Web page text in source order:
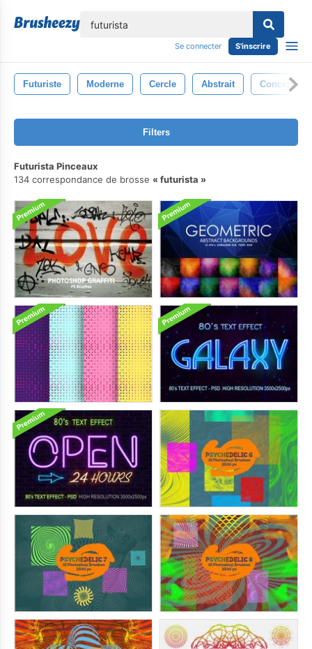
Se connecter S'inscrire
Futuriste Moderne Cercle Abstrait Conception
Filters
Futurista Pinceaux
134 correspondance de brosse
futurista